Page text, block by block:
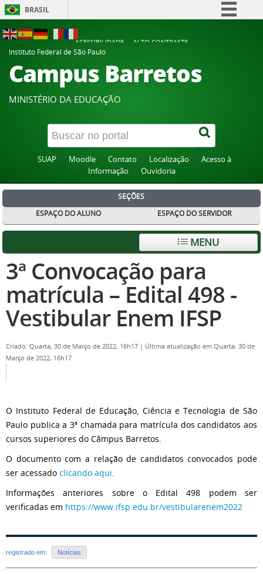
BRASIL
Participe
Acesso à informação
Canais
ACESSIBILIDADE
ALTO CONTRASTE
Instituto Federal de São Paulo
Campus Barretos
MINISTÉRIO DA EDUCAÇÃO
SUAP Moodle Contato Localização
Acesso à
Informação
Ouvidoria
SEÇÕES
ESPAÇO DO ALUNO
ESPAÇO DO SERVIDOR
MENU
3ª Convocação para
matrícula – Edital 498 -
Vestibular Enem IFSP
Criado: Quarta, 30 de Março de 2022, 16h17 | Última atualização em Quarta, 30 de
Março de 2022, 16h17
O Instituto Federal de Educação, Ciência e Tecnologia de São
Paulo publica a 3ª chamada para matrícula dos candidatos aos
cursos superiores do Câmpus Barretos.
O documento com a relação de candidatos convocados pode
ser acessado clicando aqui.
Informações anteriores sobre o Edital 498 podem ser
verificadas em https://www.ifsp.edu.br/vestibularenem2022
registrado em: Notícias